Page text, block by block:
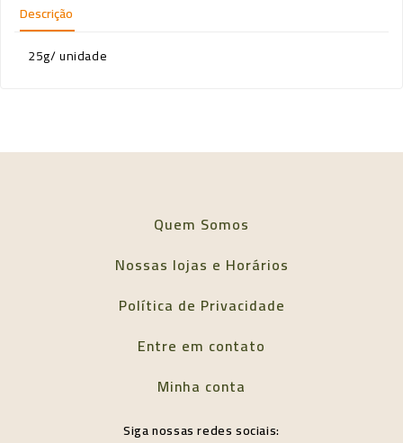
Descrição
25g/ unidade
Quem Somos
Nossas lojas e Horários
Política de Privacidade
Entre em contato
Minha conta
Siga nossas redes sociais: